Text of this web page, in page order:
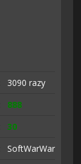
3090 razy
888
30
SoftWarWare